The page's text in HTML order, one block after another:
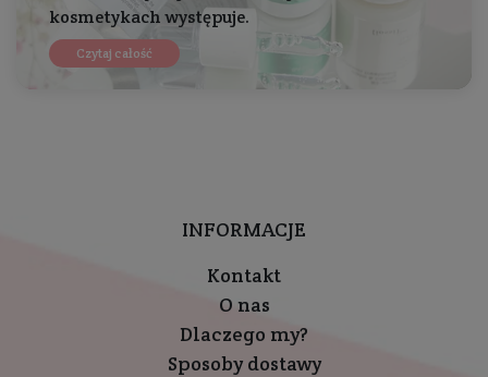
kosmetykach występuje.
Czytaj całość
INFORMACJE
Kontakt
O nas
Dlaczego my?
Sposoby dostawy